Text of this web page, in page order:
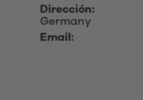
Dirección:
Germany
Email: